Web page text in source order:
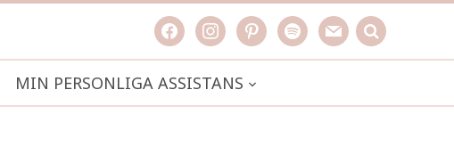
facebookinstagrampinterestspotifymail search
MIN PERSONLIGA ASSISTANS